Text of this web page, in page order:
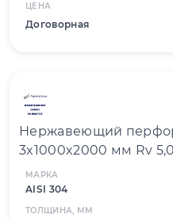
ЦЕНА
Договорная
Нержавеющий
3x1000x2000 мм Rv
МАРКА
AISI 304
ТОЛЩИНА, ММ